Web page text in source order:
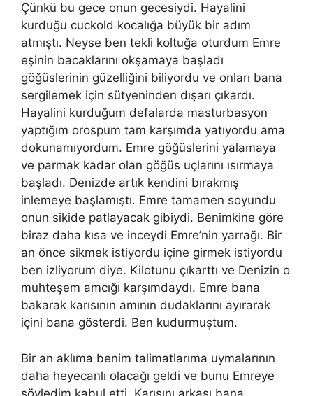
Çünkü bu gece onun gecesiydi. Hayalini
kurduğu cuckold kocalığa büyük bir adım
atmıştı. Neyse ben tekli koltuğa oturdum Emre
eşinin bacaklarını okşamaya başladı
göğüslerinin güzelliğini biliyordu ve onları bana
sergilemek için sütyeninden dışarı çıkardı.
Hayalini kurduğum defalarda masturbasyon
yaptığım orospum tam karşımda yatıyordu ama
dokunamıyordum. Emre göğüslerini yalamaya
ve parmak kadar olan göğüs uçlarını ısırmaya
başladı. Denizde artık kendini bırakmış
inlemeye başlamıştı. Emre tamamen soyundu
onun sikide patlayacak gibiydi. Benimkine göre
biraz daha kısa ve inceydi Emre’nin yarrağı. Bir
an önce sikmek istiyordu içine girmek istiyordu
ben izliyorum diye. Kilotunu çıkarttı ve Denizin o
muhteşem amcığı karşımdaydı. Emre bana
bakarak karısının amının dudaklarını ayırarak
içini bana gösterdi. Ben kudurmuştum.
Bir an aklıma benim talimatlarıma uymalarının
daha heyecanlı olacağı geldi ve bunu Emreye
söyledim kabul etti. Karısını arkası bana